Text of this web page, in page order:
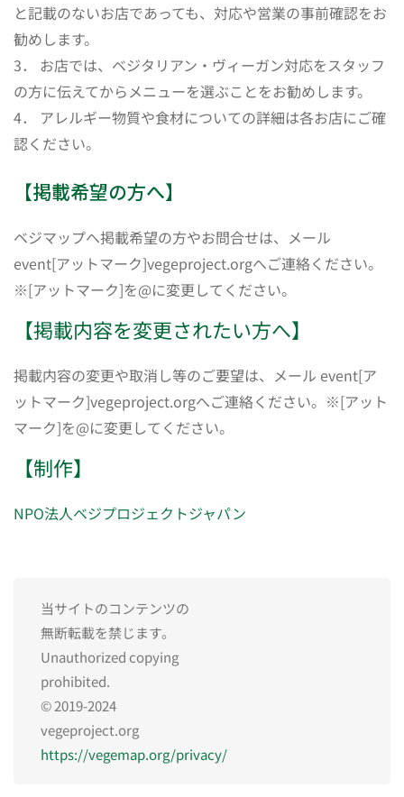
と記載のないお店であっても、対応や営業の事前確認をお
勧めします。
3． お店では、ベジタリアン・ヴィーガン対応をスタッフ
の方に伝えてからメニューを選ぶことをお勧めします。
4． アレルギー物質や食材についての詳細は各お店にご確
認ください。
【掲載希望の方へ】
ベジマップへ掲載希望の方やお問合せは、メール
event[アットマーク]vegeproject.orgへご連絡ください。
※[アットマーク]を@に変更してください。
【掲載内容を変更されたい方へ】
掲載内容の変更や取消し等のご要望は、メール event[ア
ットマーク]vegeproject.orgへご連絡ください。※[アット
マーク]を@に変更してください。
【制作】
NPO法人ベジプロジェクトジャパン
当サイトのコンテンツの
無断転載を禁じます。
Unauthorized copying
prohibited.
© 2019-2024
vegeproject.org
https://vegemap.org/privacy/